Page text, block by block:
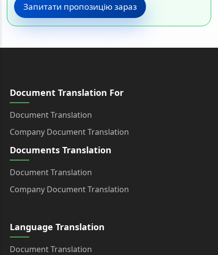
Запитати пропозицію зараз
Document Translation For
Document Translation
Company Document Translation
Documents Translation
Document Translation
Company Document Translation
Language Translation
Document Translation